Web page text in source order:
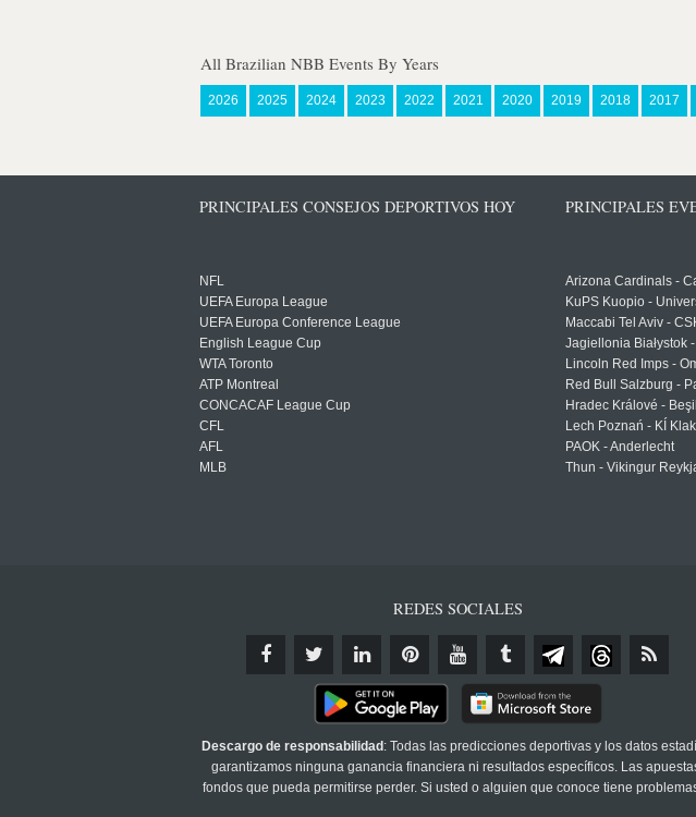
All Brazilian NBB Events By Years
2026 2025 2024 2023 2022 2021 2020 2019 2018 2017
PRINCIPALES CONSEJOS DEPORTIVOS HOY
NFL
UEFA Europa League
UEFA Europa Conference League
English League Cup
WTA Toronto
ATP Montreal
CONCACAF League Cup
CFL
AFL
MLB
PRINCIPALES
Arizona Cardinals -
KuPS Kuopio -
Maccabi Tel Aviv -
Jagiellonia Białystok
Lincoln Red Imps -
Red Bull Salzburg -
Hradec Králové -
Lech Poznań - KÍ
PAOK - Anderlecht
Thun - Vikingur
REDES SOCIALES
Descargo de responsabilidad : Todas las predicciones deportivas y los datos
garantizamos ninguna ganancia financiera ni resultados específicos. Las
fondos que pueda permitirse perder. Si usted o alguien que conoce tiene